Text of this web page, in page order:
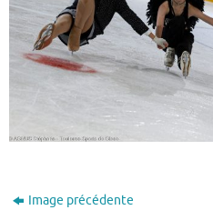
Image précédente